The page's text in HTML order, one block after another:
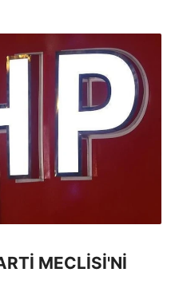
MECLİSİ'Nİ